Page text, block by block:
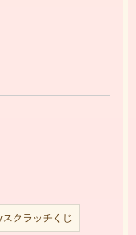
スクラッチくじ